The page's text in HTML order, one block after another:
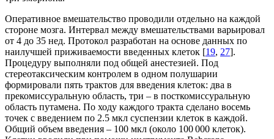
Оперативное вмешательство проводили отдельно на каждой
стороне мозга. Интервал между вмешательствами варьировал
от 4 до 35 нед. Протокол разработан на основе данных по
наилучшей приживаемости введенных клеток [19, 27].
Процедуру выполняли под общей анестезией. Под
стереотаксическим контролем в одном полушарии
формировали пять трактов для введения клеток: два в
прекомиссуральную область, три – в посткомиссуральную
область путамена. По ходу каждого тракта сделано восемь
точек с введением по 2.5 мкл суспензии клеток в каждой.
Общий объем введения – 100 мкл (около 100 000 клеток).